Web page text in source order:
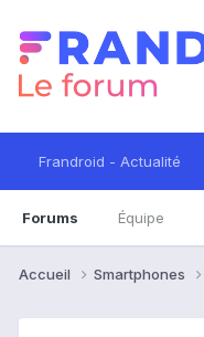
Frandroid - Actualité
Forums Équipe
Accueil Smartphones